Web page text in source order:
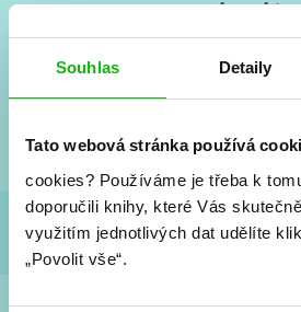
Souhlas Detaily
Tato webová stránka používá
cookies? Používáme je třeba k
doporučili knihy, které Vás
využitím jednotlivých dat udělíte
„Povolit vše“.
Vše kolem #youngadult každý
a seriálové adaptace